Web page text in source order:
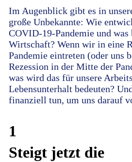
Im Augenblick gibt es in
große Unbekannte: Wie
COVID-19-Pandemie und
Wirtschaft? Wenn wir in eine
Pandemie eintreten (oder uns
Rezession in der Mitte der
was wird das für unsere
Lebensunterhalt bedeuten?
finanziell tun, um uns darauf
1
Steigt jetzt die